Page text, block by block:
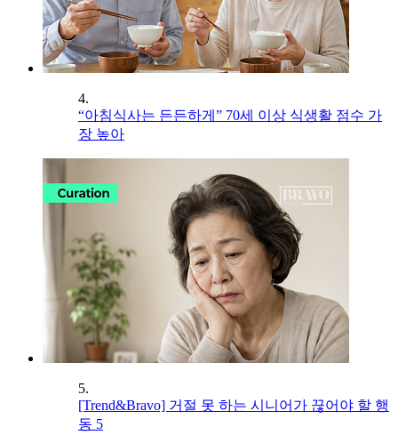
4.
“아침식사는 든든하게” 70세 이상 식생활 점수 가
장 높아
5.
[Trend&Bravo] 거절 못 하는 시니어가 끊어야 할 행
동 5